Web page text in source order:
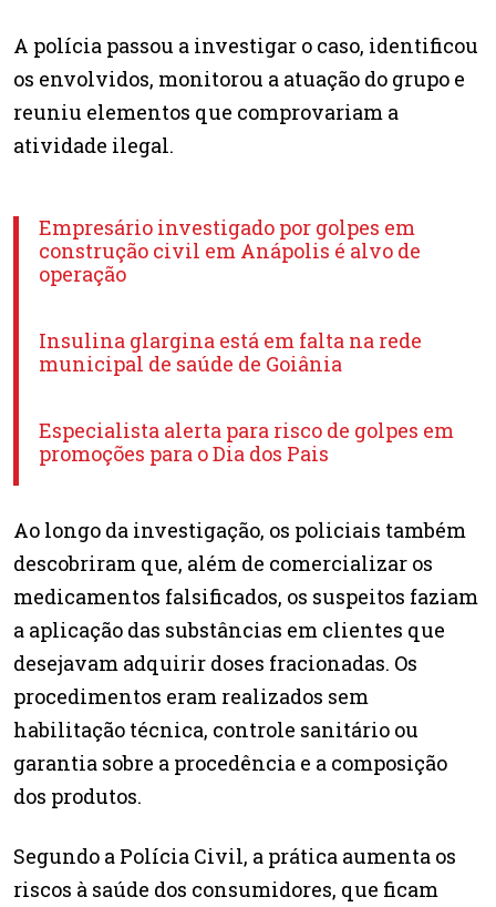
A polícia passou a investigar o caso, identificou
os envolvidos, monitorou a atuação do grupo e
reuniu elementos que comprovariam a
atividade ilegal.
Empresário investigado por golpes em
construção civil em Anápolis é alvo de
operação
Insulina glargina está em falta na rede
municipal de saúde de Goiânia
Especialista alerta para risco de golpes em
promoções para o Dia dos Pais
Ao longo da investigação, os policiais também
descobriram que, além de comercializar os
medicamentos falsificados, os suspeitos faziam
a aplicação das substâncias em clientes que
desejavam adquirir doses fracionadas. Os
procedimentos eram realizados sem
habilitação técnica, controle sanitário ou
garantia sobre a procedência e a composição
dos produtos.
Segundo a Polícia Civil, a prática aumenta os
riscos à saúde dos consumidores, que ficam